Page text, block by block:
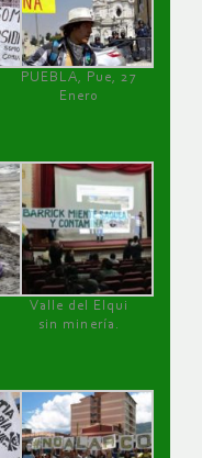
PUEBLA, Pue, 27
Enero
Valle del Elqui
sin minería.